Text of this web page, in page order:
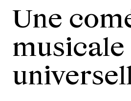
Une
musicale